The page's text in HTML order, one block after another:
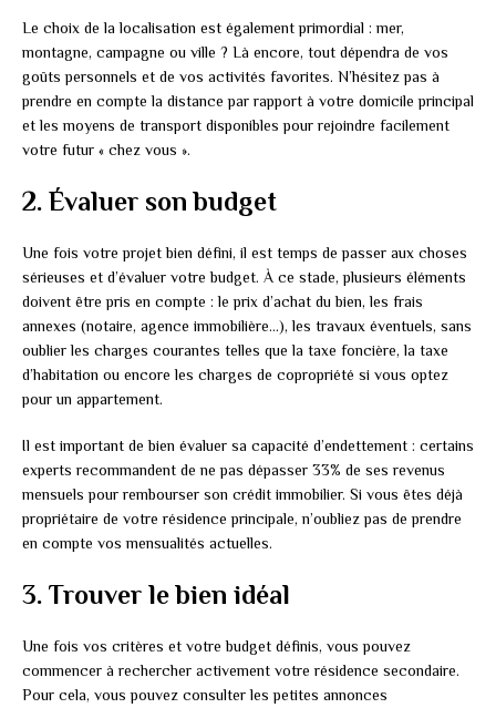
Le choix de la localisation est également primordial : mer,
montagne, campagne ou ville ? Là encore, tout dépendra de vos
goûts personnels et de vos activités favorites. N’hésitez pas à
prendre en compte la distance par rapport à votre domicile principal
et les moyens de transport disponibles pour rejoindre facilement
votre futur « chez vous ».
2. Évaluer son budget
Une fois votre projet bien défini, il est temps de passer aux choses
sérieuses et d’évaluer votre budget. À ce stade, plusieurs éléments
doivent être pris en compte : le prix d’achat du bien, les frais
annexes (notaire, agence immobilière…), les travaux éventuels, sans
oublier les charges courantes telles que la taxe foncière, la taxe
d’habitation ou encore les charges de copropriété si vous optez
pour un appartement.
Il est important de bien évaluer sa capacité d’endettement : certains
experts recommandent de ne pas dépasser 33% de ses revenus
mensuels pour rembourser son crédit immobilier. Si vous êtes déjà
propriétaire de votre résidence principale, n’oubliez pas de prendre
en compte vos mensualités actuelles.
3. Trouver le bien idéal
Une fois vos critères et votre budget définis, vous pouvez
commencer à rechercher activement votre résidence secondaire.
Pour cela, vous pouvez consulter les petites annonces